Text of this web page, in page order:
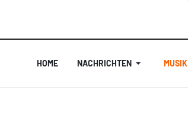
HOME NACHRICHTEN MUSIK